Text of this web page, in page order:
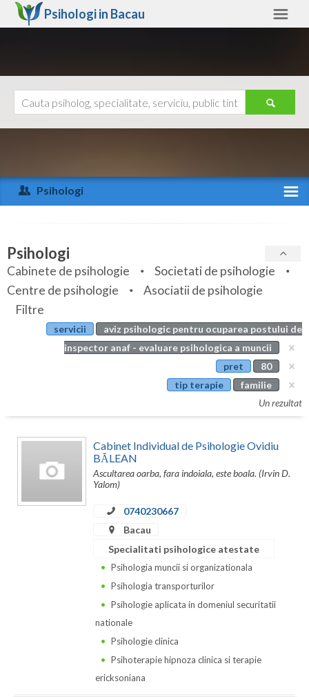
Psihologi in Bacau
Arad
Arges
Bihor
Bistrita-Nasaud
Botosani
Caras-Severin
Ajutor
Psihologi
Specialitati
Servicii
Articole
Evenimente
Psihologi
Cabinete de psihologie
Societati de psihologie
Centre de psihologie
Asociatii de psihologie
Filtre
servicii
aviz psihologic pentru ocuparea postului de
inspector anaf - evaluare psihologica a muncii
pret
80
tip terapie
familie
Un rezultat
Cabinet Individual de Psihologie Ovidiu
BĂLEAN
Ascultarea oarba, fara indoiala, este boala. (Irvin D.
Yalom)
0740230667
Bacau
Specialitati psihologice atestate
Psihologia muncii si organizationala
Psihologia transporturilor
Psihologie aplicata in domeniul securitatii
nationale
Psihologie clinica
Psihoterapie hipnoza clinica si terapie
ericksoniana